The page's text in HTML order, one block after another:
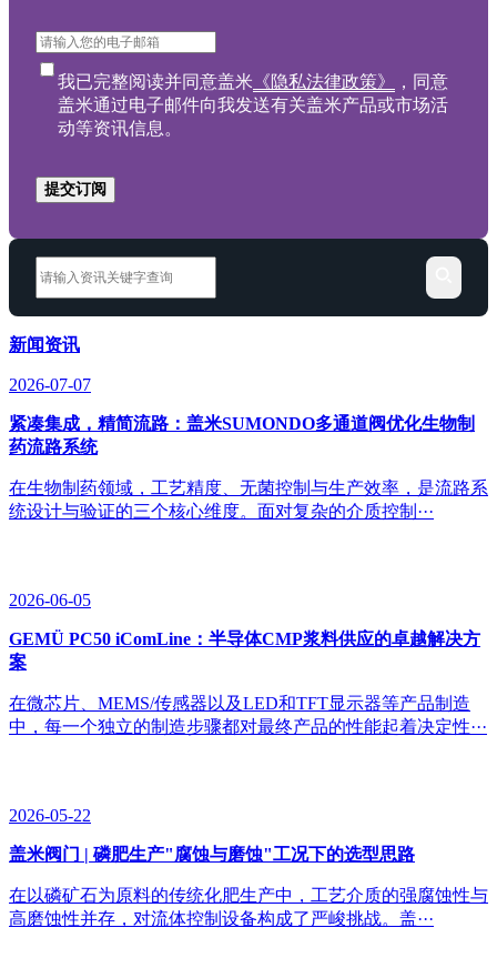
我已完整阅读并同意盖米 《隐私法律政策》
，同意
盖米通过电子邮件向我发送有关盖米产品或市场活
动等资讯信息。
提交订阅
新闻资讯
2026-07-07
紧凑集成，精简流路：盖米SUMONDO多通道阀优化生物制
药流路系统
在生物制药领域，工艺精度、无菌控制与生产效率，是流路系
统设计与验证的三个核心维度。面对复杂的介质控制···
2026-06-05
GEMÜ PC50 iComLine：半导体CMP浆料供应的卓越解决方
案
在微芯片、MEMS/传感器以及LED和TFT显示器等产品制造
中，每一个独立的制造步骤都对最终产品的性能起着决定性···
2026-05-22
盖米阀门 | 磷肥生产"腐蚀与磨蚀"工况下的选型思路
在以磷矿石为原料的传统化肥生产中，工艺介质的强腐蚀性与
高磨蚀性并存，对流体控制设备构成了严峻挑战。盖···